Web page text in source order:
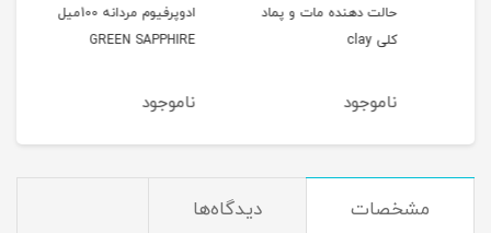
حالت دهنده مات و پماد
ناموجود
ادوپرفیوم مردانه 100میل
GREEN SAPPHIRE
ناموجود
مشخصات دیدگاه‌ها